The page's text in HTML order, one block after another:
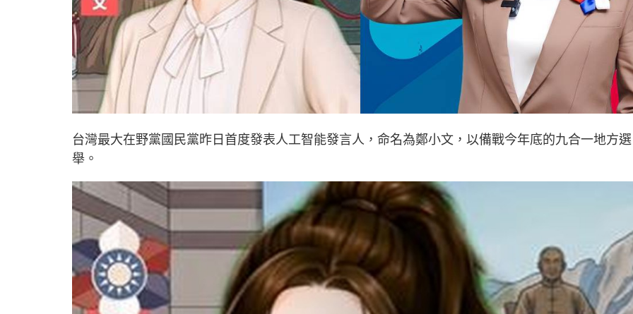
台灣最大在野黨國民黨昨日首度發表人工智能發言人，命名為鄭小文，以備戰今年底的九合一地方選
舉。